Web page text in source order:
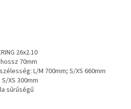
26x2.10
70mm
L/M 700mm; S/XS 660mm
XS 300mm
sűrűségű